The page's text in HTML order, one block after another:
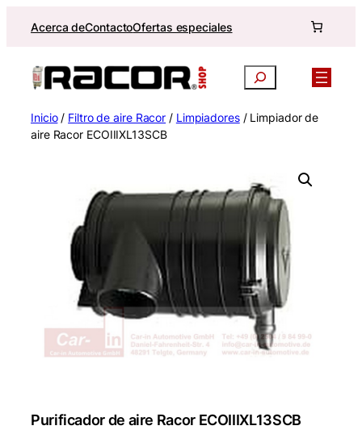
Acerca deContactoOfertas especiales
Buscar
Inicio/ Filtro de aire Racor / Limpiadores/ Limpiador de
aire Racor ECOIIIXL13SCB
Purificador de aire Racor ECOIIIXL13SCB